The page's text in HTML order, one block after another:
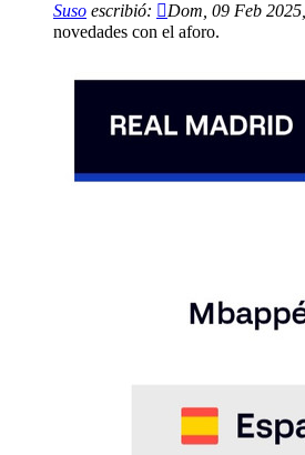
Suso escribió: Dom, 09 Feb
novedades con el aforo.